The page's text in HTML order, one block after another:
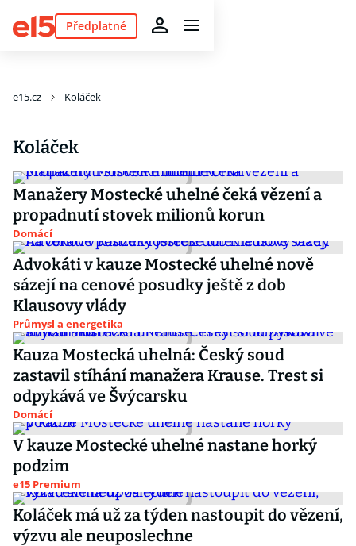
Předplatné
e15.cz Koláček
Koláček
Manažery Mostecké uhelné čeká vězení a
propadnutí stovek milionů korun
Domácí
Advokáti v kauze Mostecké uhelné nově
sázejí na cenové posudky ještě z dob
Klausovy vlády
Průmysl a energetika
Kauza Mostecká uhelná: Český soud
zastavil stíhání manažera Krause. Trest si
odpykává ve Švýcarsku
Domácí
V kauze Mostecké uhelné nastane horký
podzim
e15 Premium
Koláček má už za týden nastoupit do vězení,
výzvu ale neuposlechne